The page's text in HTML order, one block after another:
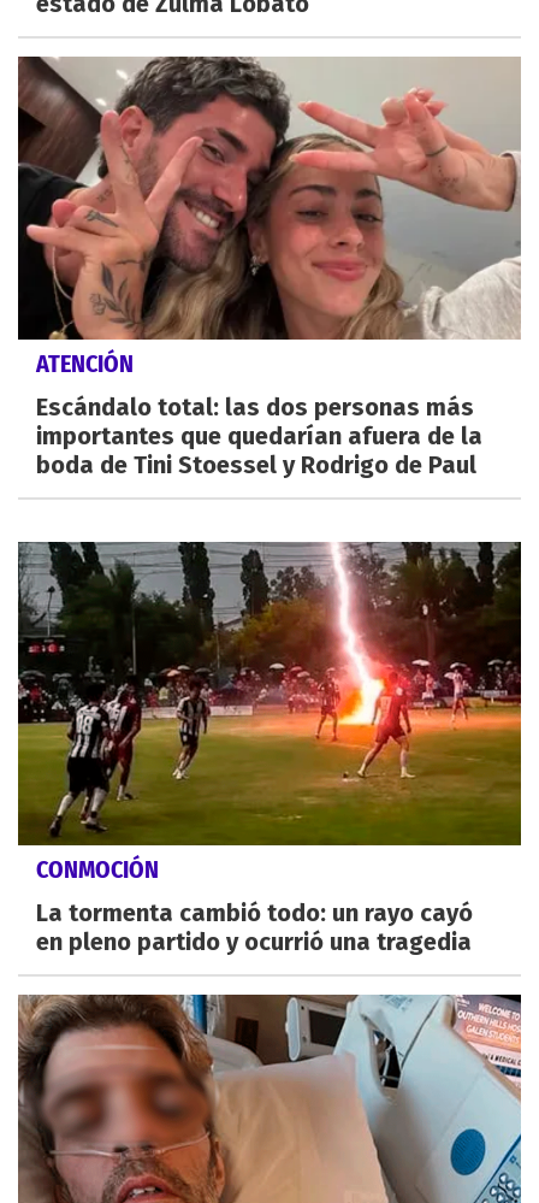
ATENCIÓN
Escándalo total: las dos personas más
importantes que quedarían afuera de la
boda de Tini Stoessel y Rodrigo de Paul
CONMOCIÓN
La tormenta cambió todo: un rayo cayó
en pleno partido y ocurrió una tragedia